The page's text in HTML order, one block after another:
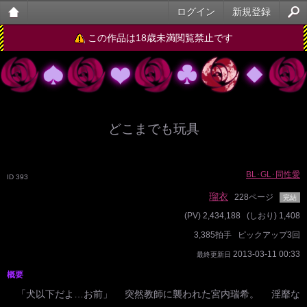
大人
のケ
ータ
新規登録
ログイン
この作品は18歳未満閲覧禁止です
どこまでも玩具
ID 393 BL･GL･同性愛
瑠衣 228ページ 完結
(PV) 2,434,188
(しおり) 1,408
3,385拍手
ピックアップ3回
最終更新日 2013-03-11 00:33
概要
「犬以下だよ…お前」 突然教師に襲われた宮内瑞希。 淫靡な